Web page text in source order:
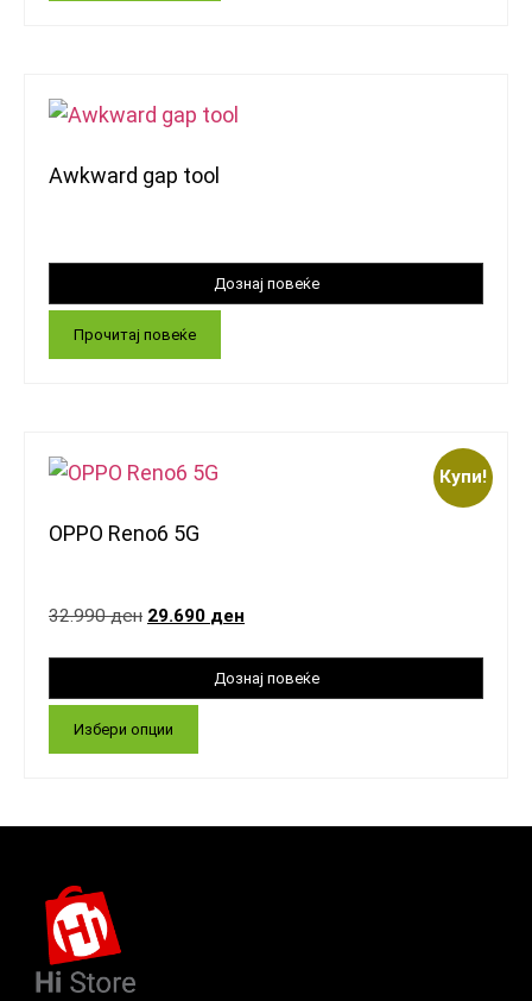
Awkward gap tool
Прочитај повеќе
Купи!
OPPO Reno6 5G
32.990ден 29.690 ден
Избери опции